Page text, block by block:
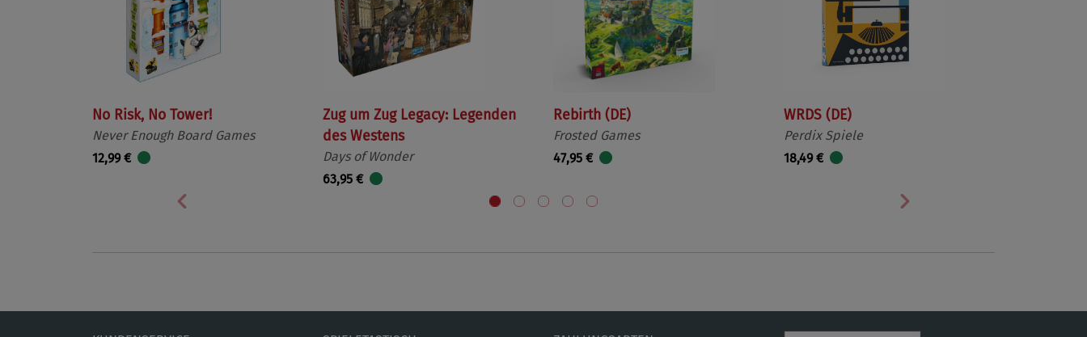
No Risk, No Tower!
Never Enough Board Games
12,99 €
Zug um Zug Legacy: Legenden
des Westens
Days of Wonder
63,95 €
Rebirth (DE)
Frosted Games
47,95 €
WRDS (DE)
Perdix Spiele
18,49 €
Vorherige Nächste